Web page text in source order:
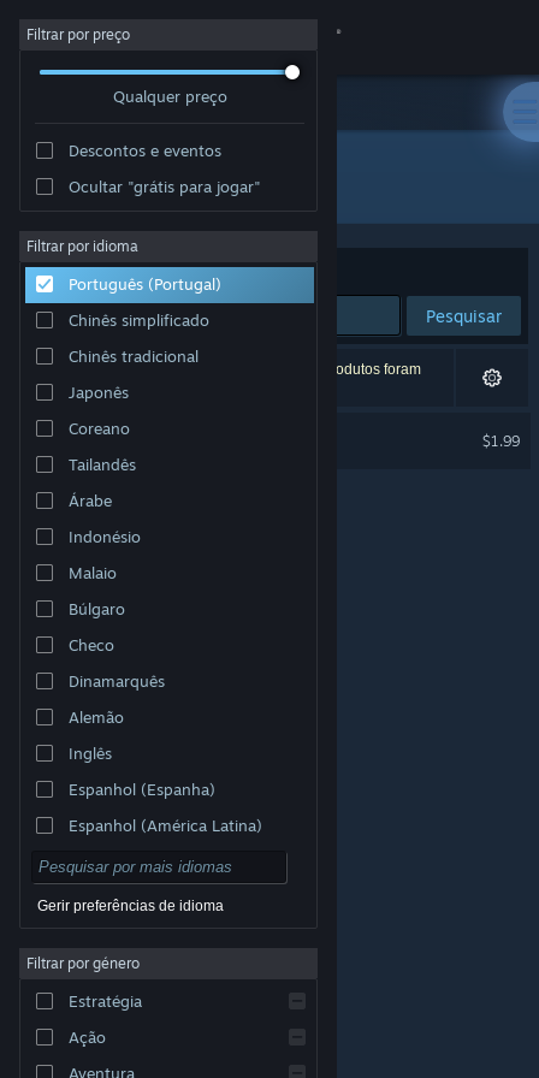
Iniciar sessão
Sobre
Apoio
Alterar idioma
Instala a app móvel do Steam
Ver versão para computadores
© Valve Corporation. Todos os direitos reservados.
respetivos proprietários nos E.U.A. e outros países.
Acessibilidade
Reembolsos|Cookies
Filtrar por preço
Qualquer preço
Descontos e eventos
Ocultar "grátis para jogar"
Filtrar por idioma
Português (Portugal)
Chinês simplificado
Chinês tradicional
Japonês
Coreano
Tailandês
Árabe
Indonésio
Malaio
Búlgaro
Checo
Dinamarquês
Alemão
Inglês
Espanhol (Espanha)
Espanhol (América Latina)
Gerir preferências de idioma
Filtrar por género
Estratégia
Ação
Aventura
Todos os produtos
Ordenar por Relevância
Pesquisar
1 resultado correspondente à tua pesquisa. 4 produtos foram
excluídos com base nas tuas preferências.
$1.99